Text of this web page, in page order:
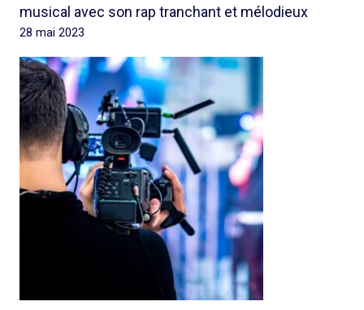
musical avec son rap tranchant et mélodieux
28 mai 2023